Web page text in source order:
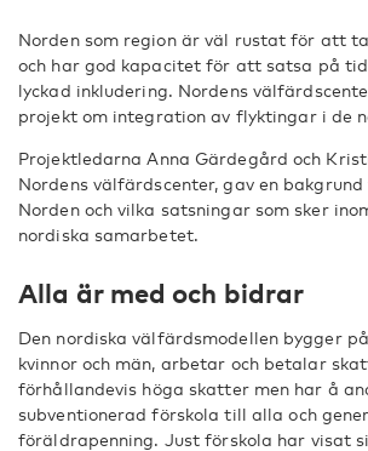
Norden som region är väl rustat för att
och har god kapacitet för att satsa på
lyckad inkludering. Nordens
projekt om integration av flyktingar i de
Projektledarna Anna Gärdegård och
Nordens välfärdscenter, gav en
Norden och vilka satsningar som sker
nordiska samarbetet.
Alla är med och bidrar
Den nordiska välfärdsmodellen bygger
kvinnor och män, arbetar och betalar
förhållandevis höga skatter men har å
subventionerad förskola till alla och
föräldrapenning. Just förskola har visat